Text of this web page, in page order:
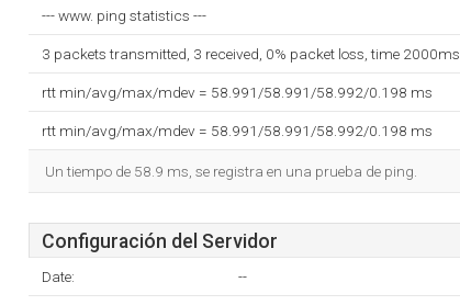
--- www. ping statistics ---
3 packets transmitted, 3 received, 0% packet loss, time 2000ms
rtt min/avg/max/mdev = 58.991/58.991/58.992/0.198 ms
rtt min/avg/max/mdev = 58.991/58.991/58.992/0.198 ms
Un tiempo de 58.9 ms, se registra en una prueba de ping.
Configuración del Servidor
Date: --